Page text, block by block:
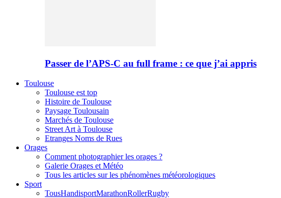
Passer de l’APS-C au full frame : ce que j’ai appris
Toulouse
Toulouse est top
Histoire de Toulouse
Paysage Toulousain
Marchés de Toulouse
Street Art à Toulouse
Etranges Noms de Rues
Orages
Comment photographier les orages ?
Galerie Orages et Météo
Tous les articles sur les phénomènes météorologiques
Sport
TousHandisportMarathonRollerRugby